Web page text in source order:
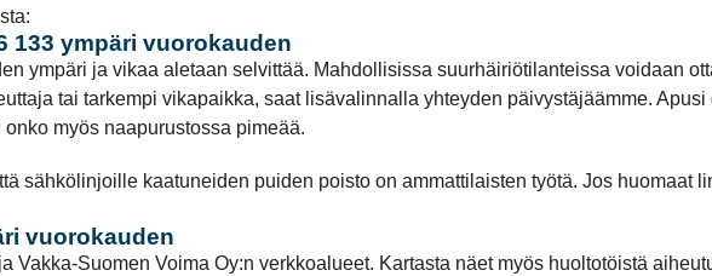
133 ympäri vuorokauden
ympäri ja vikaa aletaan selvittää. Mahdollisissa suurhäiriötilanteissa voidaan
tai tarkempi vikapaikka, saat lisävalinnalla yhteyden päivystäjäämme.
myös naapurustossa pimeää.
sähkölinjoille kaatuneiden puiden poisto on ammattilaisten työtä. Jos huomaat
vuorokauden
Vakka-Suomen Voima Oy:n verkkoalueet. Kartasta näet myös huoltotöistä